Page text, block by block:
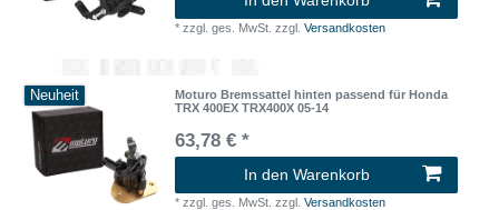
*zzgl. ges. MwSt. zzgl.Versandkosten
Neuheit
Moturo Bremssattel hinten passend für Honda
TRX 400EX TRX400X 05-14
63,78 € *
In den Warenkorb
*zzgl. ges. MwSt. zzgl.Versandkosten